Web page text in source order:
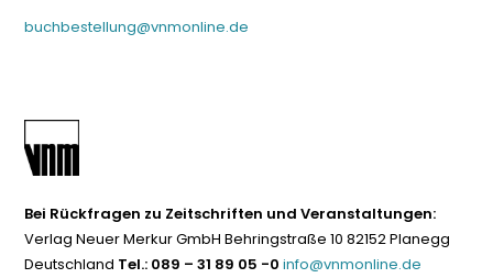
buchbestellung@vnmonline.de
Bei Rückfragen zu Zeitschriften und Veranstaltungen:
Verlag Neuer Merkur GmbH Behringstraße 10 82152 Planegg
Deutschland Tel.: 089 – 31 89 05 -0 info@vnmonline.de